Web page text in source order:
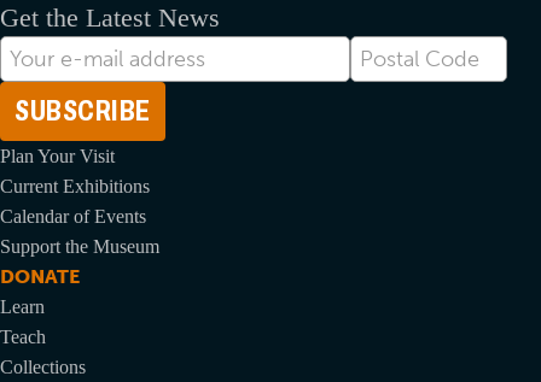
Get the Latest News
Correo
electrónico
Postal
Code
Plan Your Visit
Current Exhibitions
Calendar of Events
Support the Museum
DONATE
Learn
Teach
Collections